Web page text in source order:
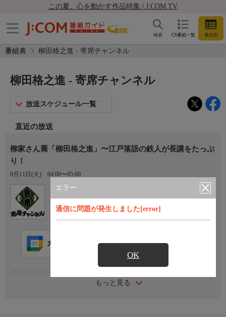
この夏、心を動かす作品特集 | J:COM TV
CS番組一覧 番組表
検索
番組表 柳田格之進 - 寄席チャンネル
エラー
通信に問題が発生しました[error]
OK
柳田格之進 - 寄席チャンネル
放送スケジュール一覧
直近の放送
柳家さん喬「柳田格之進」〜江戸落語の鉄人が長講をたっぷ
り！
8月11日(火) 04:00〜05:00
Ch.770
寄席チャンネル
もっと見る
カレンダー登録 アプリ視聴